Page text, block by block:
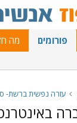
פורומים מה
עזרה נפשית ברשת-